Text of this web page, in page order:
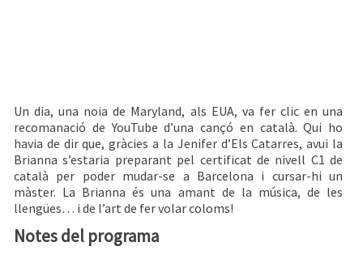
Un dia, una noia de Maryland, als EUA, va fer clic en una
recomanació de YouTube d’una cançó en català. Qui ho
havia de dir que, gràcies a la Jenifer d’Els Catarres, avui la
Brianna s’estaria preparant pel certificat de nivell C1 de
català per poder mudar-se a Barcelona i cursar-hi un
màster. La Brianna és una amant de la música, de les
llengües… i de l’art de fer volar coloms!
Notes del programa